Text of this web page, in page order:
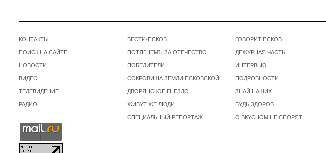
КОНТАКТЫ
ПОИСК НА САЙТЕ
НОВОСТИ
ВИДЕО
ТЕЛЕВИДЕНИЕ
РАДИО
ВЕСТИ-ПСКОВ
ПОТЯГНЕМЪ ЗА ОТЕЧЕСТВО
ПОБЕДИТЕЛИ
СОКРОВИЩА ЗЕМЛИ ПСКОВСКОЙ
ДВОРЯНСКОЕ ГНЕЗДО
ЖИВУТ ЖЕ ЛЮДИ
СПЕЦИАЛЬНЫЙ РЕПОРТАЖ
ГОВОРИТ ПСКОВ
ДЕЖУРНАЯ ЧАСТЬ
ИНТЕРВЬЮ
ПОДРОБНОСТИ
ЗНАЙ НАШИХ
БУДЬ ЗДОРОВ
О ВКУСНОМ НЕ СПОРЯТ